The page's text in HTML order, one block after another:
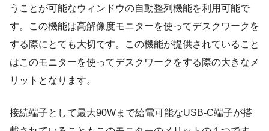
うことが可能なウィンドウの自動整列機能を利用可能で
す。この機能は高解像度モニターを使ってデスクワークを
する際にとても大切です。この機能が提供されていること
はこのモニターを使ってデスクワークをする際の大きなメ
リットとなります。
接続端子として最大90Wまで給電可能なUSB-C端子が搭